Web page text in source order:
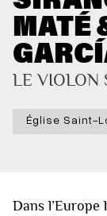
MATÉ
LE VIOLON
Église Saint-
Dans l’Europe